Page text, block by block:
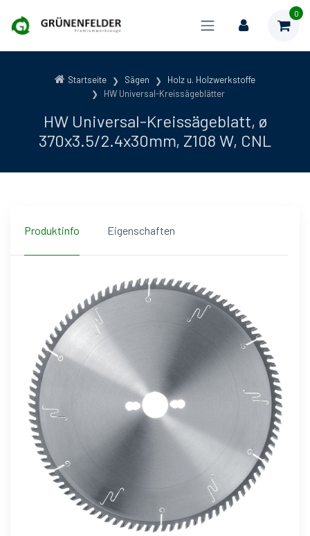
0
Startseite Sägen
Holz u. Holzwerkstoffe
HW Universal-Kreissägeblätter
HW Universal-Kreissägeblatt, ø
370x3.5/2.4x30mm, Z108 W, CNL
Produktinfo Eigenschaften